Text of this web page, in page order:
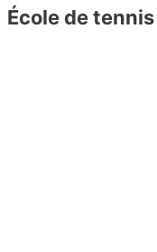
École de tennis